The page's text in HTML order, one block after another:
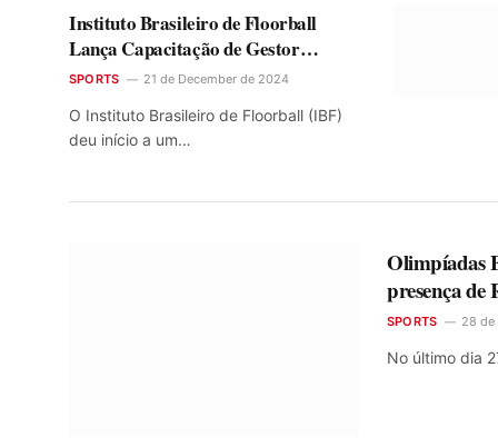
Instituto Brasileiro de Floorball
Lança Capacitação de Gestor
Esportivo
SPORTS 21 de December de 2024
O Instituto Brasileiro de Floorball (IBF)
deu início a um…
Olimpíadas
presença
SPORTS 28 de
No último dia